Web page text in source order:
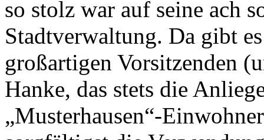
so stolz war auf seine ach
Stadtverwaltung. Da gibt
großartigen Vorsitzenden
Hanke, das stets die
„Musterhausen“-